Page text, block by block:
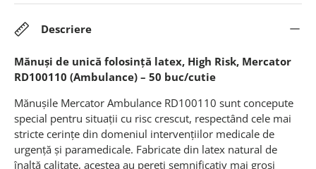
Descriere
Mănuși de unică folosință latex, High Risk, Mercator
RD100110 (Ambulance) – 50 buc/cutie
Mănușile Mercator Ambulance RD100110 sunt concepute
special pentru situații cu risc crescut, respectând cele mai
stricte cerințe din domeniul intervențiilor medicale de
urgență și paramedicale. Fabricate din latex natural de
înaltă calitate, acestea au pereți semnificativ mai groși